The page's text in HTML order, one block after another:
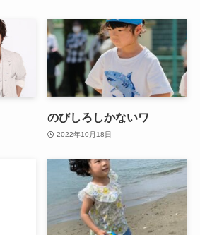
のびしろしかないワ
2022年10月18日